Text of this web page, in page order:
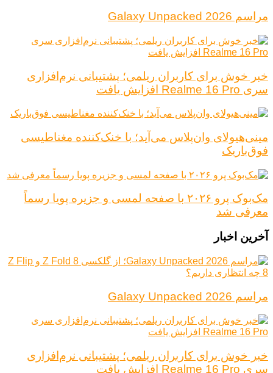
مراسم Galaxy Unpacked 2026
خبر خوش برای کاربران ریلمی؛ پشتیبانی نرم‌افزاری
سری Realme 16 Pro افزایش یافت
مینی‌هیولای وان‌پلاس می‌آید؛ با خنک‌کننده مغناطیسی
فوق‌باریک
مک‌بوک پرو ۲۰۲۶ با صفحه لمسی و جزیره پویا رسماً
معرفی شد
آخرین اخبار
مراسم Galaxy Unpacked 2026
خبر خوش برای کاربران ریلمی؛ پشتیبانی نرم‌افزاری
سری Realme 16 Pro افزایش یافت